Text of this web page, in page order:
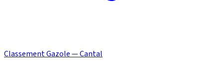
Classement Gazole — Cantal